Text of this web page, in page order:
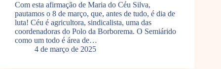
Com esta afirmação de Maria do Céu Silva,
pautamos o 8 de março, que, antes de tudo, é dia de
luta! Céu é agricultora, sindicalista, uma das
coordenadoras do Polo da Borborema. O Semiárido
como um todo é área de…
4 de março de 2025